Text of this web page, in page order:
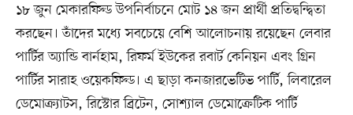
১৮ জুন মেকারফিল্ড উপনির্বাচনে মোট ১৪ জন প্রার্থী প্রতিদ্বন্দ্বিতা
করছেন। তাঁদের মধ্যে সবচেয়ে বেশি আলোচনায় রয়েছেন লেবার
পার্টির অ্যান্ডি বার্নহাম, রিফর্ম ইউকের রবার্ট কেনিয়ন এবং গ্রিন
পার্টির সারাহ ওয়েকফিল্ড। এ ছাড়া কনজারভেটিভ পার্টি, লিবারেল
ডেমোক্র্যাটস, রিস্টোর ব্রিটেন, সোশ্যাল ডেমোক্রেটিক পার্টি